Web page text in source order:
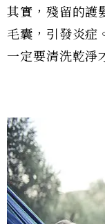
其實，殘留的護
毛囊，引發炎症
一定要清洗乾淨